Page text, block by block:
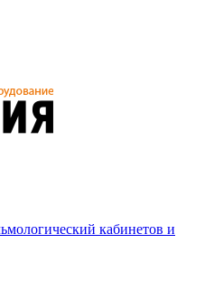
кабинетов и